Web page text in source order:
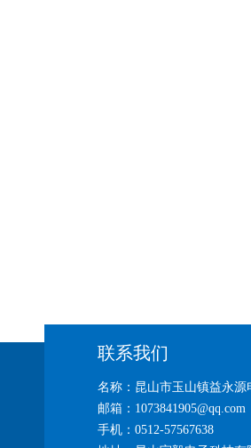
联系我们
名称：昆山市玉山镇益永源
邮箱：1073841905@qq.com
手机：0512-57567638